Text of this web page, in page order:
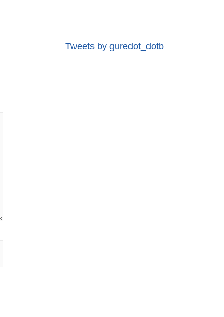
Tweets by guredot_dotb